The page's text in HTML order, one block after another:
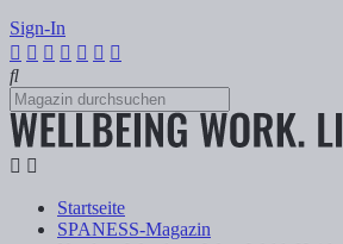
Sign-In
Startseite
SPANESS-Magazin